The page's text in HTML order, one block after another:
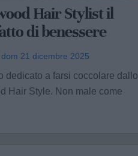
Hair Stylist il
di benessere
21 dicembre 2025
dedicato a farsi coccolare dallo
Hair Style. Non male come